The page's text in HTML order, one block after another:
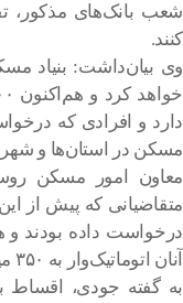
شعب بانک‌های مذکور،
کنند.
دارد و افرادی که
مسکن در استان‌ها و
معاون امور مسکن
درخواست داده بودند و
آنان اتوماتیک‌وار به ۳۵۰ میلیون تومان افزایش خواهد یافت.
به گفته جودی، اقساط